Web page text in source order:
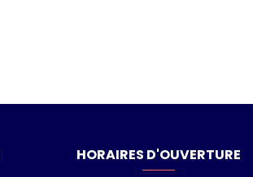
HORAIRES D'OUVERTURE